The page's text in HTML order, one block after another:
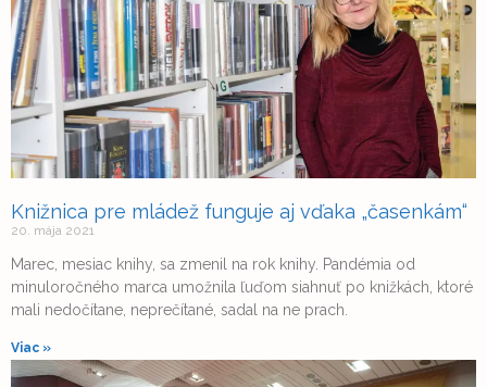
Knižnica pre mládež funguje aj vďaka „časenkám“
20. mája 2021
Marec, mesiac knihy, sa zmenil na rok knihy. Pandémia od
minuloročného marca umožnila ľuďom siahnuť po knižkách, ktoré
mali nedočítane, neprečítané, sadal na ne prach.
Viac »